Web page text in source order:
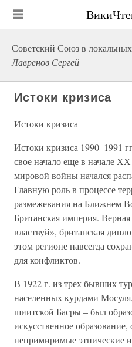
Советский Союз в
Лавренов Сергей
Истоки кризиса
Истоки кризиса
Истоки кризиса 1990–1991
свое начало еще в начале
мировой войны начался
Главную роль в процессе
размежевания на Ближнем
Британская империя.
властвуй», британская
этом регионе навсегда
для конфликтов.
В 1922 г. из трех бывших
населенных курдами
шиитской Басры – был
искусственное
непримиримые этнические